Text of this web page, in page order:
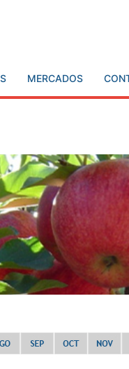
MERCADOS